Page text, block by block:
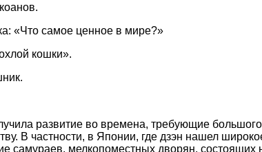
«Что самое ценное в мире?»
кошки».
развитие во времена, требующие большого
В частности, в Японии, где дзэн нашел
самураев, мелкопоместных дворян, состоящих